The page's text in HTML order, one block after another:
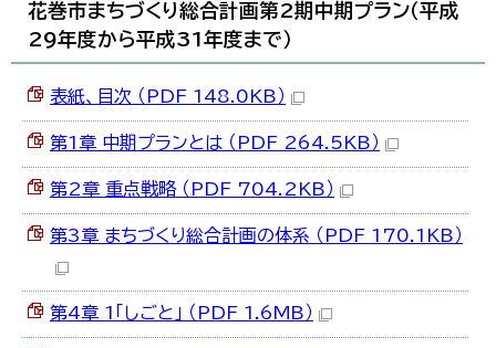
花巻市まちづくり総合計画第2期中期プラン（平成
29年度から平成31年度まで）
表紙、目次 （PDF 148.0KB）
第1章 中期プランとは （PDF 264.5KB）
第2章 重点戦略 （PDF 704.2KB）
第3章 まちづくり総合計画の体系 （PDF 170.1KB）
第4章 1「しごと」 （PDF 1.6MB）